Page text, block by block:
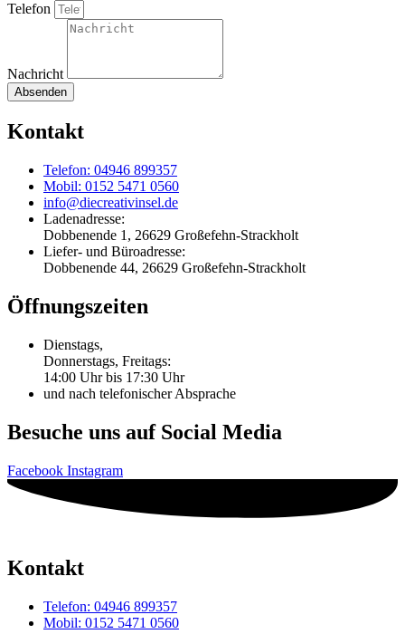
Telefon
Nachricht
Absenden
Kontakt
Telefon: 04946 899357
Mobil: 0152 5471 0560
info@diecreativinsel.de
Ladenadresse:
Dobbenende 1, 26629 Großefehn-Strackholt
Liefer- und Büroadresse:
Dobbenende 44, 26629 Großefehn-Strackholt
Öffnungszeiten
Dienstags,
Donnerstags, Freitags:
14:00 Uhr bis 17:30 Uhr
und nach telefonischer Absprache
Besuche uns auf Social Media
Facebook Instagram
Kontakt
Telefon: 04946 899357
Mobil: 0152 5471 0560